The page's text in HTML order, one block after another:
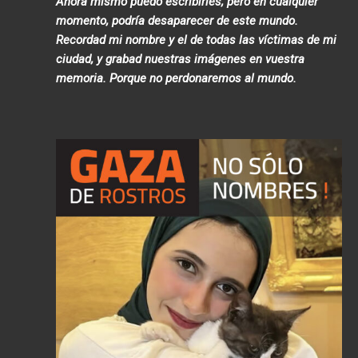
momento, podría desaparecer de este mundo.
Recordad mi nombre y el de todas las víctimas de mi
ciudad, y grabad nuestras imágenes en vuestra
memoria. Porque no perdonaremos al mundo.